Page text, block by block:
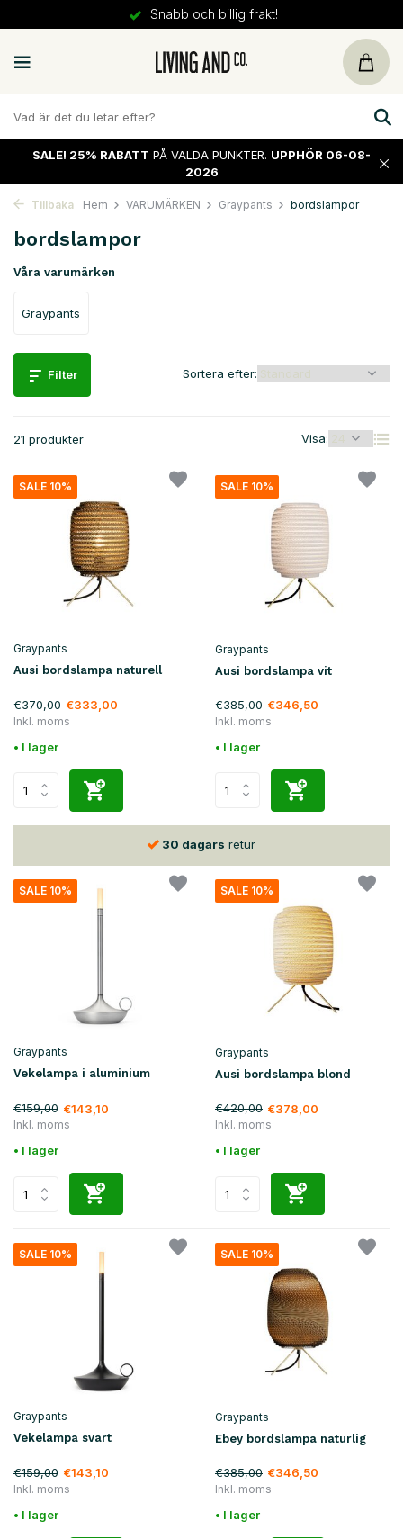
30 dagars
SALE! 25% RABATT PÅ VALDA PUNKTER. UPPHÖR 06-08-
2026
Tillbaka Hem VARUMÄRKEN Graypants bordslampor
bordslampor
Våra varumärken
Graypants
Filter
21 produkter Visa:
Sortera efter:
SALE 10%
Graypants
Ausi bordslampa naturell
€370,00 €333,00
Inkl. moms
• I lager
SALE 10%
Graypants
Ausi bordslampa vit
€385,00 €346,50
Inkl. moms
• I lager
30 dagars retur
SALE 10%
Graypants
Vekelampa i aluminium
€159,00 €143,10
Inkl. moms
• I lager
SALE 10%
Graypants
Ausi bordslampa blond
€420,00 €378,00
Inkl. moms
• I lager
SALE 10%
Graypants
Vekelampa svart
€159,00 €143,10
Inkl. moms
• I lager
SALE 10%
Graypants
Ebey bordslampa naturlig
€385,00 €346,50
Inkl. moms
• I lager